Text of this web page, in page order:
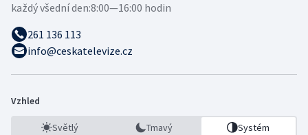
každý všední den:8:00—16:00 hodin
261 136 113
info@ceskatelevize.cz
Vzhled
Světlý Tmavý Systém